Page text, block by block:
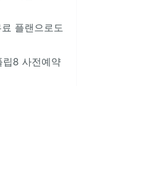
플랜으로도
립8 사전예약